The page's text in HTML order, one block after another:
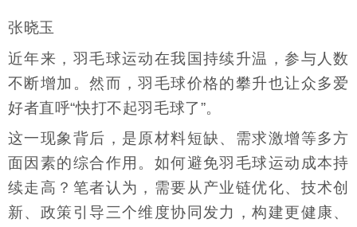
张晓玉
近年来，羽毛球运动在我国持续升温，参与人数
不断增加。然而，羽毛球价格的攀升也让众多爱
好者直呼“快打不起羽毛球了”。
这一现象背后，是原材料短缺、需求激增等多方
面因素的综合作用。如何避免羽毛球运动成本持
续走高？笔者认为，需要从产业链优化、技术创
新、政策引导三个维度协同发力，构建更健康、